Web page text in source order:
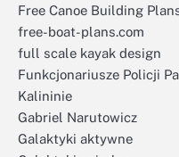
Free Canoe Building
free-boat-plans.com
full scale kayak design
Funkcjonariusze Policji
Kalininie
Gabriel Narutowicz
Galaktyki aktywne